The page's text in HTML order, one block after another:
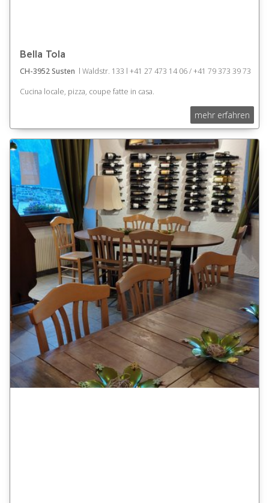
Bella Tola
CH-3952 Susten l Waldstr. 133 l +41 27 473 14 06 / +41 79 373 39 73
Cucina locale, pizza, coupe fatte in casa.
mehr erfahren